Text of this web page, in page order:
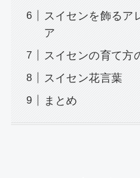
スイセンを飾るア
ア
スイセンの育て方
スイセン花言葉
まとめ